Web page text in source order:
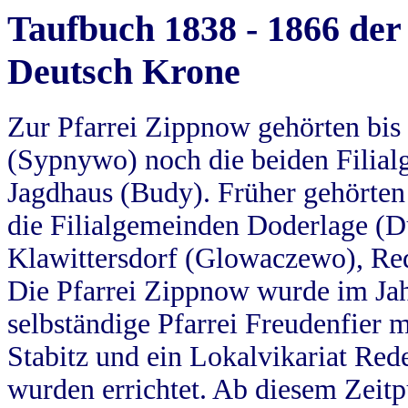
Taufbuch 1838 - 1866
Deutsch Krone
Zur Pfarrei Zippnow gehörten
(Sypnywo) noch die beiden
Jagdhaus (Budy). Früher
die Filialgemeinden Doderlage
Klawittersdorf (Glowaczewo),
Die Pfarrei Zippnow wurde im
selbständige Pfarrei Freudenfier
Stabitz und ein Lokalvikariat
wurden errichtet. Ab diesem